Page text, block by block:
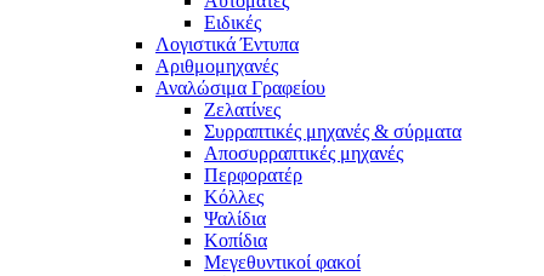
Ειδικές
Λογιστικά Έντυπα
Αριθμομηχανές
Αναλώσιμα Γραφείου
Ζελατίνες
Συρραπτικές μηχανές & σύρματα
Αποσυρραπτικές μηχανές
Περφορατέρ
Κόλλες
Ψαλίδια
Κοπίδια
Μεγεθυντικοί φακοί